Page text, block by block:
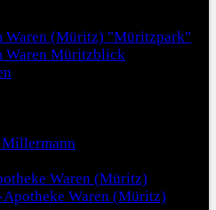
Waren (Müritz) "Müritzpark"
Waren Müritzblick
Waren (Müritz)
Apotheke Waren (Müritz)